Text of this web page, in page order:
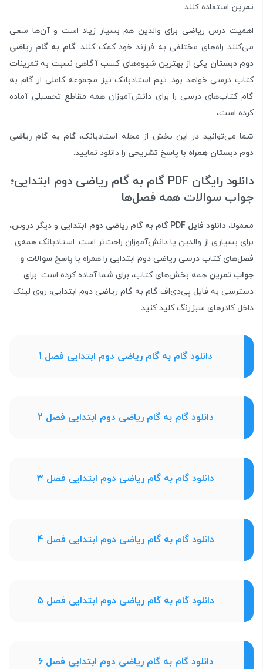
تمرین استفاده کنند.
اهمیت درس ریاضی برای والدین هم بسیار زیاد است و آن‌ها سعی
می‌کنند راه‌های مختلفی به فرزند خود کمک کنند.گام به گام ریاضی
دوم دبستان یکی از بهترین شیوه‌های کسب آگاهی نسبت به تمرینات
کتاب درسی خواهد بود. تیم استادبانک نیز مجموعه‌ کاملی ازگام به
گام کتاب‌های درسی را برای دانش‌آموزان همه مقاطع تحصیلی آماده
کرده است،
شما می‌توانید در این بخش از مجله استادبانک، گام به گام ریاضی
دوم دبستان همراه با پاسخ تشریحی را دانلود نمایید.
دانلود رایگان PDF گام به گام ریاضی دوم ابتدایی؛
جواب سوالات همه فصل‌ها
معمولا، دانلود فایل PDF گام به گام ریاضی دوم ابتدایی
و دیگر دروس،
برای بسیاری از والدین یا دانش‌آموزان راحت‌تر است. استادبانک همه‌ی
فصل‌های کتاب درسی ریاضی دوم ابتدایی را همراه با پاسخ سوالات و
جواب تمرین همه بخش‌های کتاب، برای شما آماده کرده است. برای
دسترسی به فایل پی‌دی‌اف گام به گام ریاضی دوم ابتدایی، روی لینک‌
داخل کادرهای سبزرنگ کلید کنید.
دانلود گام به گام ریاضی دوم ابتدایی فصل 1
دانلود گام به گام ریاضی دوم ابتدایی فصل 2
دانلود گام به گام ریاضی دوم ابتدایی فصل 3
دانلود گام به گام ریاضی دوم ابتدایی فصل 4
دانلود گام به گام ریاضی دوم ابتدایی فصل 5
دانلود گام به گام ریاضی دوم ابتدایی فصل 6